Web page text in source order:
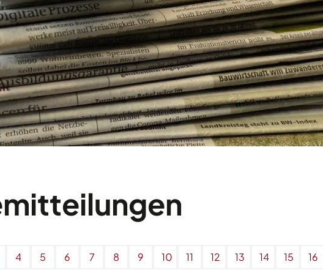
4 5 6 7 8 9 10 11 12 13 14 15 16